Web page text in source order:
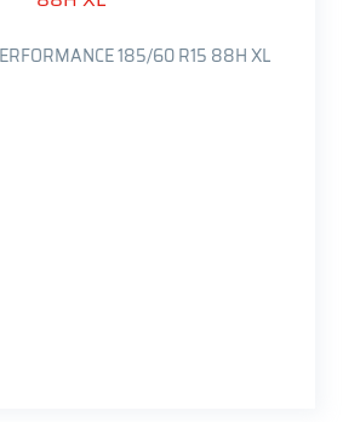
185/60 R15 88H XL